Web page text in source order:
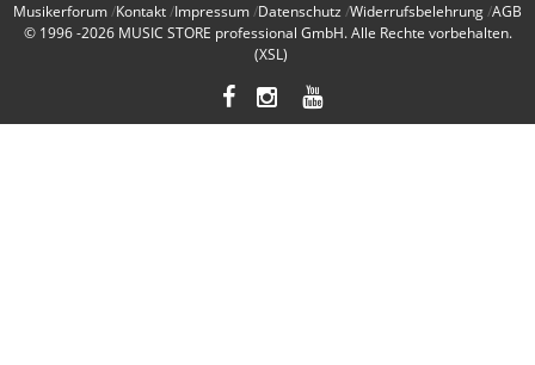
Musikerforum Kontakt Impressum Datenschutz Widerrufsbelehrung AGB
© 1996 -2026 MUSIC STORE professional GmbH. Alle Rechte vorbehalten.
(XSL)